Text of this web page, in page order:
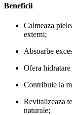
Beneficii
Calmeaza
externi;
Absoarbe
Ofera hidratare
Contribuie la
Revitalizeaza
naturale;